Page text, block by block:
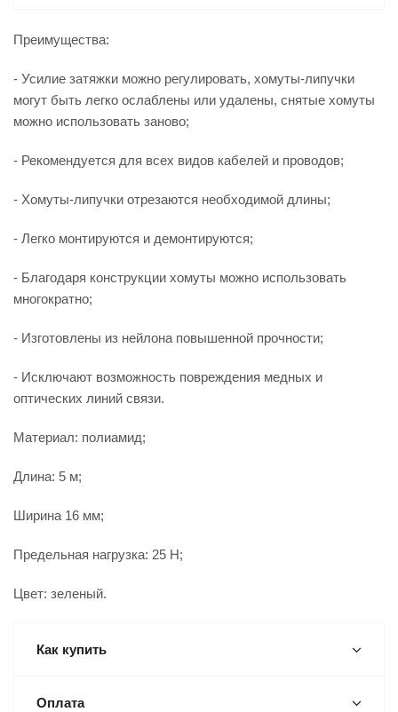
Преимущества:
- Усилие затяжки можно регулировать, хомуты-липучки
могут быть легко ослаблены или удалены, снятые хомуты
можно использовать заново;
- Рекомендуется для всех видов кабелей и проводов;
- Хомуты-липучки отрезаются необходимой длины;
- Легко монтируются и демонтируются;
- Благодаря конструкции хомуты можно использовать
многократно;
- Изготовлены из нейлона повышенной прочности;
- Исключают возможность повреждения медных и
оптических линий связи.
Материал: полиамид;
Длина: 5 м;
Ширина 16 мм;
Предельная нагрузка: 25 Н;
Цвет: зеленый.
Как купить
Оплата